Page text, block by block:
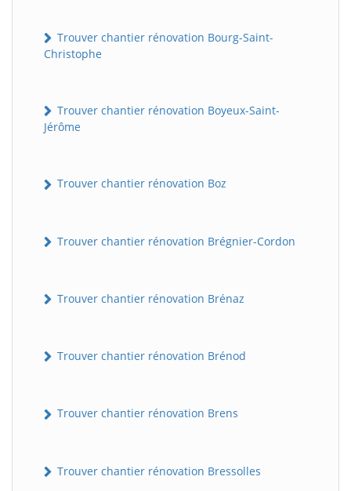
Trouver chantier rénovation Bourg-Saint-
Christophe
Trouver chantier rénovation Boyeux-Saint-
Jérôme
Trouver chantier rénovation Boz
Trouver chantier rénovation Brégnier-Cordon
Trouver chantier rénovation Brénaz
Trouver chantier rénovation Brénod
Trouver chantier rénovation Brens
Trouver chantier rénovation Bressolles